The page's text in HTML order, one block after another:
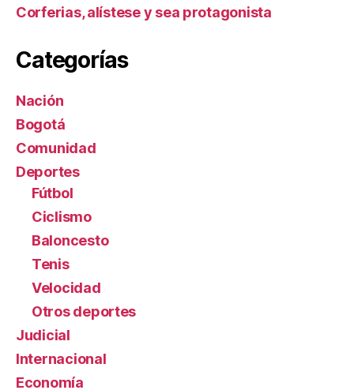
Corferias, alístese y sea protagonista
Categorías
Nación
Bogotá
Comunidad
Deportes
Fútbol
Ciclismo
Baloncesto
Tenis
Velocidad
Otros deportes
Judicial
Internacional
Economía